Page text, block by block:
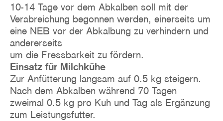
10-14 Tage vor dem Abkalben soll mit der
Verabreichung begonnen werden, einerseits um
eine NEB vor der Abkalbung zu verhindern und
andererseits
um die Fressbarkeit zu fördern.
Einsatz für Milchkühe
Zur Anfütterung langsam auf 0.5 kg steigern.
Nach dem Abkalben während 70 Tagen
zweimal 0.5 kg pro Kuh und Tag als Ergänzung
zum Leistungsfutter.